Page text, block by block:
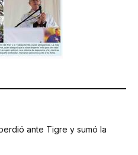
ante Tigre y sumó la